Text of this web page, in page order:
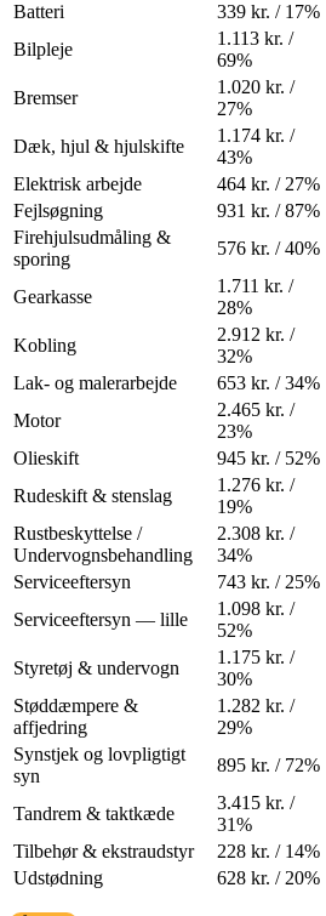
Batteri 339 kr. / 17%
Bilpleje
1.113 kr. /
69%
Bremser
1.020 kr. /
27%
Dæk, hjul & hjulskifte
1.174 kr. /
43%
Elektrisk arbejde 464 kr. / 27%
Fejlsøgning 931 kr. / 87%
Firehjulsudmåling &
sporing
576 kr. / 40%
Gearkasse
1.711 kr. /
28%
Kobling
2.912 kr. /
32%
Lak- og malerarbejde 653 kr. / 34%
Motor
2.465 kr. /
23%
Olieskift 945 kr. / 52%
Rudeskift & stenslag
1.276 kr. /
19%
Rustbeskyttelse /
Undervognsbehandling
2.308 kr. /
34%
Serviceeftersyn 743 kr. / 25%
Serviceeftersyn — lille
1.098 kr. /
52%
Styretøj & undervogn
1.175 kr. /
30%
Støddæmpere &
affjedring
1.282 kr. /
29%
Synstjek og lovpligtigt
syn
895 kr. / 72%
Tandrem & taktkæde
3.415 kr. /
31%
Tilbehør & ekstraudstyr 228 kr. / 14%
Udstødning 628 kr. / 20%